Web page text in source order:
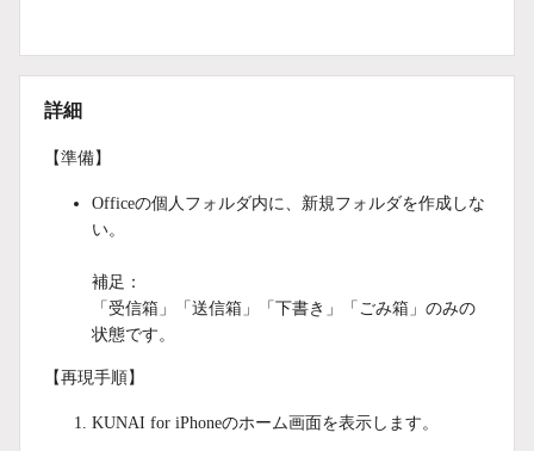
詳細
【準備】
Officeの個人フォルダ内に、新規フォルダを作成しな
い。
補足：
「受信箱」「送信箱」「下書き」「ごみ箱」のみの
状態です。
【再現手順】
KUNAI for iPhoneのホーム画面を表示します。